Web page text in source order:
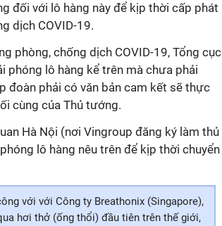
đối với lô hàng này để kịp thời cấp phát
dịch COVID-19.
phòng, chống dịch COVID-19, Tổng cục
phóng lô hàng kể trên mà chưa phải
đoàn phải có văn bản cam kết sẽ thực
cùng của Thủ tướng.
Hà Nội (nơi Vingroup đăng ký làm thủ
lô hàng nêu trên để kịp thời chuyển
với với Công ty Breathonix (Singapore),
hơi thở (ống thổi) đầu tiên trên thế giới,